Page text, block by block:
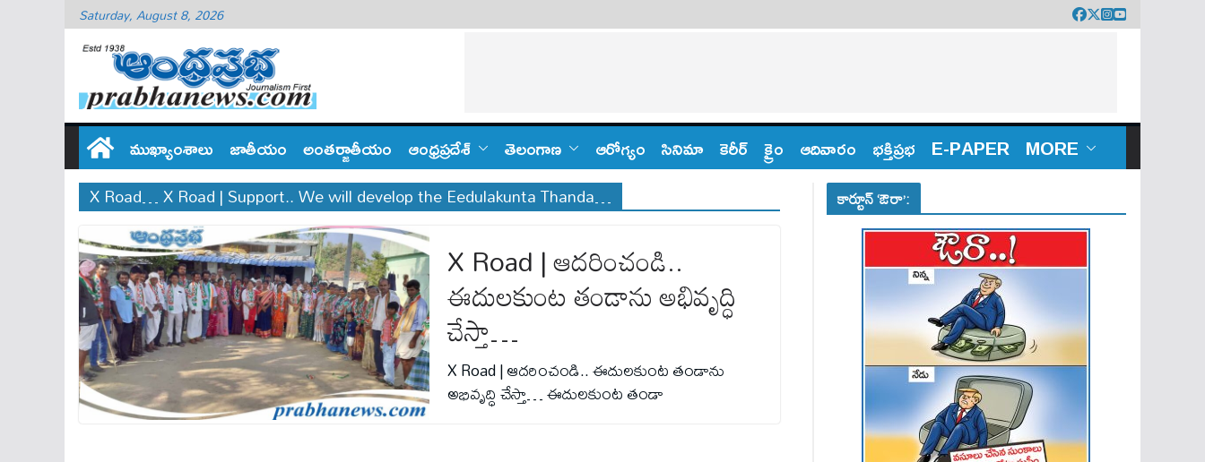
Saturday, August 8, 2026
ముఖ్యాంశాలు జాతీయం అంతర్జాతీయం ఆంధ్ర‌ప్ర‌దేశ్ తెలంగాణ‌ ఆరోగ్యం సినిమా కెరీర్ క్రైం ఆదివారం భక్తిప్రభ E-PAPER MORE
X Road… X Road | Support.. We will develop the Eedulakunta Thanda…
X Road | ఆదరించండి..
ఈదులకుంట తండాను అభివృద్ధి
చేస్తా…
X Road | ఆదరించండి.. ఈదులకుంట తండాను
అభివృద్ధి చేస్తా… ఈదులకుంట తండా
కార్టూన్ ‘ఔరా’: